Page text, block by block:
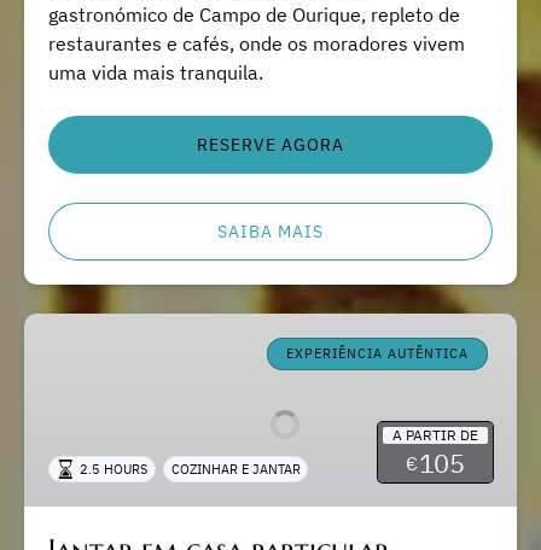
gastronómico de Campo de Ourique, repleto de
restaurantes e cafés, onde os moradores vivem
uma vida mais tranquila.
RESERVE AGORA
SAIBA MAIS
Jantar
EXPERIÊNCIA AUTÊNTICA
A PARTIR DE
€105
2.5 HOURS COZINHAR E JANTAR